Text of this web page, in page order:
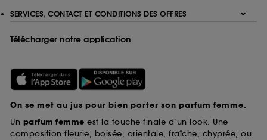
SERVICES, CONTACT ET CONDITIONS DES OFFRES
Télécharger notre application
On se met au jus pour bien porter son parfum femme.
Un parfum femme est la touche finale d’un look. Une
composition fleurie, boisée, orientale, fraîche, chyprée, ou